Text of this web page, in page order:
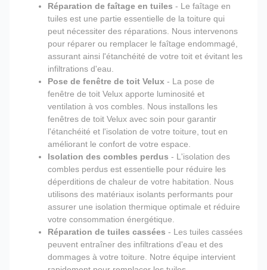
Réparation de faîtage en tuiles - Le faîtage en
tuiles est une partie essentielle de la toiture qui
peut nécessiter des réparations. Nous intervenons
pour réparer ou remplacer le faîtage endommagé,
assurant ainsi l'étanchéité de votre toit et évitant les
infiltrations d'eau.
Pose de fenêtre de toit Velux - La pose de
fenêtre de toit Velux apporte luminosité et
ventilation à vos combles. Nous installons les
fenêtres de toit Velux avec soin pour garantir
l'étanchéité et l'isolation de votre toiture, tout en
améliorant le confort de votre espace.
Isolation des combles perdus - L'isolation des
combles perdus est essentielle pour réduire les
déperditions de chaleur de votre habitation. Nous
utilisons des matériaux isolants performants pour
assurer une isolation thermique optimale et réduire
votre consommation énergétique.
Réparation de tuiles cassées - Les tuiles cassées
peuvent entraîner des infiltrations d'eau et des
dommages à votre toiture. Notre équipe intervient